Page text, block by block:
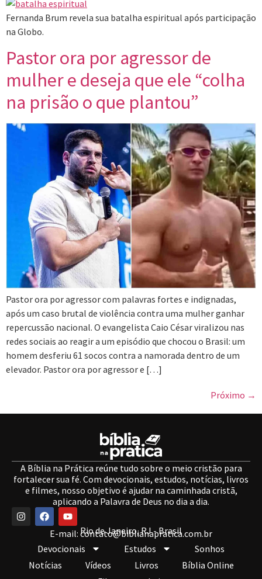
Fernanda Brum revela sua batalha espiritual após participação
na Globo.
Pastor ora por agressor de
mulher e deseja que ele “colha
na prisão o que plantou”
Pastor ora por agressor com palavras fortes e indignadas,
após um caso brutal de violência contra uma mulher ganhar
repercussão nacional. O evangelista Caio César viralizou nas
redes sociais ao reagir a um episódio que chocou o Brasil: um
homem desferiu 61 socos contra a namorada dentro de um
elevador. Pastor ora por agressor e […]
Próximo →
A Bíblia na Prática reúne tudo sobre o meio cristão para
fortalecer sua fé. Com devocionais, estudos, notícias, livros
e filmes, nosso objetivo é ajudar na caminhada cristã,
aplicando a Palavra de Deus no dia a dia.
Rio de Janeiro, RJ - Brasil
E-mail: contato@biblianapratica.com.br
Devocionais
Estudos
Sonhos
Notícias
Vídeos Livros
Bíblia Online